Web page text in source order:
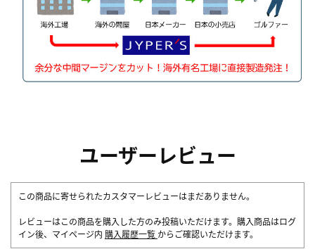
ユーザーレビュー
この商品に寄せられたカスタマーレビューはまだありません。
レビューはこの商品を購入した方のみ投稿いただけます。購入商品はログ
イン後、マイページ内 購入履歴一覧 からご確認いただけます。